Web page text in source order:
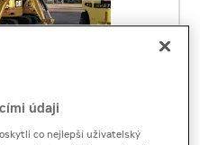
údaji
co nejlepší uživatelský